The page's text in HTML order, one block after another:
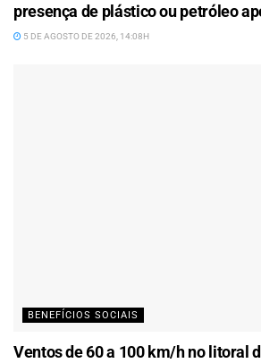
presença de plástico ou petróleo
5 DE AGOSTO DE 2026, 14:08H
BENEFÍCIOS SOCIAIS
Ventos de 60 a 100 km/h no litoral